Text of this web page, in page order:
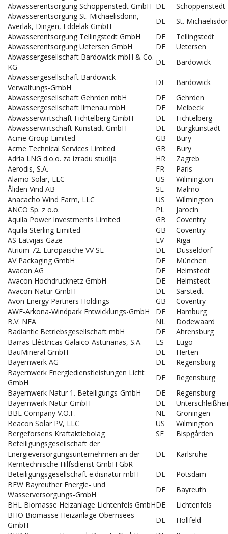
Abwasserentsorgung Schöppenstedt GmbH DE
Schöppenstedt
Abwasserentsorgung St. Michaelisdonn,
Averlak, Dingen, Eddelak GmbH
DE
St.
Abwasserentsorgung Tellingstedt GmbH
DE
Tellingstedt
Abwasserentsorgung Uetersen GmbH
DE
Uetersen
Abwassergesellschaft Bardowick mbH & Co.
KG
DE
Bardowick
Abwassergesellschaft Bardowick
Verwaltungs-GmbH
DE
Bardowick
Abwassergesellschaft Gehrden mbH
DE
Gehrden
Abwassergesellschaft Ilmenau mbH
DE
Melbeck
Abwasserwirtschaft Fichtelberg GmbH
DE
Fichtelberg
Abwasserwirtschaft Kunstadt GmbH
DE
Burgkunstadt
Acme Group Limited
GB
Bury
Acme Technical Services Limited
GB
Bury
Adria LNG d.o.o. za izradu studija
HR
Zagreb
Aerodis, S.A.
FR
Paris
Alamo Solar, LLC
US
Wilmington
Åliden Vind AB
SE
Malmö
Anacacho Wind Farm, LLC
US
Wilmington
ANCO Sp. z o.o.
PL
Jarocin
Aquila Power Investments Limited
GB
Coventry
Aquila Sterling Limited
GB
Coventry
AS Latvijas Gāze
LV
Riga
Atrium 72. Europäische VV SE
DE
Düsseldorf
AV Packaging GmbH
DE
München
Avacon AG
DE
Helmstedt
Avacon Hochdrucknetz GmbH
DE
Helmstedt
Avacon Natur GmbH
DE
Sarstedt
Avon Energy Partners Holdings
GB
Coventry
AWE-Arkona-Windpark Entwicklungs-GmbH
DE
Hamburg
B.V. NEA
NL
Dodewaard
Badlantic Betriebsgesellschaft mbH
DE
Ahrensburg
Barras Eléctricas Galaico-Asturianas, S.A.
ES
Lugo
BauMineral GmbH
DE
Herten
Bayernwerk AG
DE
Regensburg
Bayernwerk Energiedienstleistungen Licht
GmbH
DE
Regensburg
Bayernwerk Natur 1. Beteiligungs-GmbH
DE
Regensburg
Bayernwerk Natur GmbH
DE
BBL Company V.O.F.
NL
Groningen
Beacon Solar PV, LLC
US
Wilmington
Bergeforsens Kraftaktiebolag
SE
Bispgården
Beteiligungsgesellschaft der
Energieversorgungsunternehmen an der
Kerntechnische Hilfsdienst GmbH GbR
DE Karlsruhe
Beteiligungsgesellschaft e.disnatur mbH DE
Potsdam
BEW Bayreuther Energie- und
Wasserversorgungs-GmbH
DE
Bayreuth
BHL Biomasse Heizanlage Lichtenfels GmbHDE
Lichtenfels
BHO Biomasse Heizanlage Obernsees
GmbH
DE
Hollfeld